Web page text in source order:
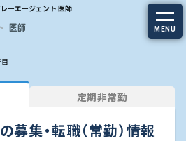
ーエージェント 医師
MENU
定期非常勤
募集・転職（常勤）情報